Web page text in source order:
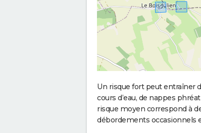
Un risque fort peut entraîner
cours d’eau, de nappes
risque moyen correspond à
débordements occasionnels